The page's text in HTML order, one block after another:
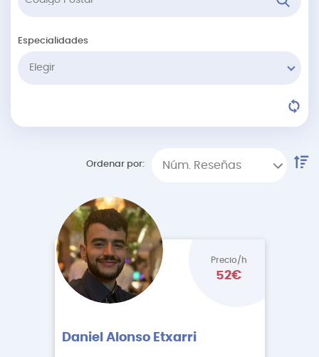
Especialidades
Elegir
Ordenar por: Núm. Reseñas
Precio/h
52€
Daniel Alonso Etxarri